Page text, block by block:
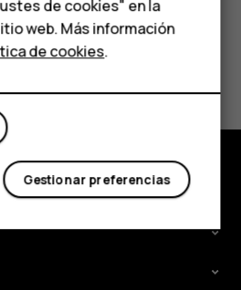
Mde cookies" en la
web. Más información
de cookies.
Gestionar preferencias